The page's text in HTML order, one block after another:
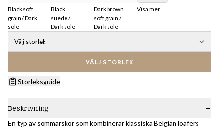
Black soft
grain / Dark
sole
Black
suede /
Dark sole
Dark brown
soft grain /
Dark sole
Visa mer
Välj storlek
VÄLJ STORLEK
Storleksguide
Beskrivning
En typ av sommarskor som kombinerar klassiska Belgian loafers